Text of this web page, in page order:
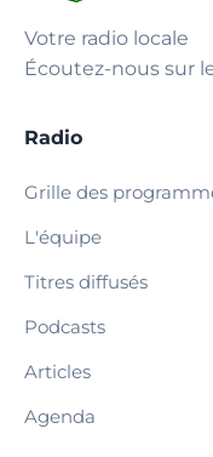
Votre radio locale
Écoutez-nous sur
Radio
Grille des
L'équipe
Titres diffusés
Podcasts
Articles
Agenda